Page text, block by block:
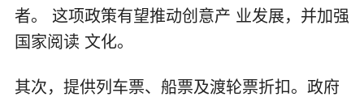
者。 这项政策有望推动创意产 业发展，并加强
国家阅读 文化。
其次，提供列车票、船票及渡轮票折扣。政府